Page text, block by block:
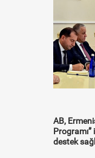
AB,
destek